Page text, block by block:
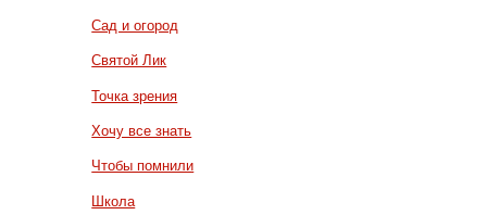
Сад и огород
Святой Лик
Точка зрения
Хочу все знать
Чтобы помнили
Школа